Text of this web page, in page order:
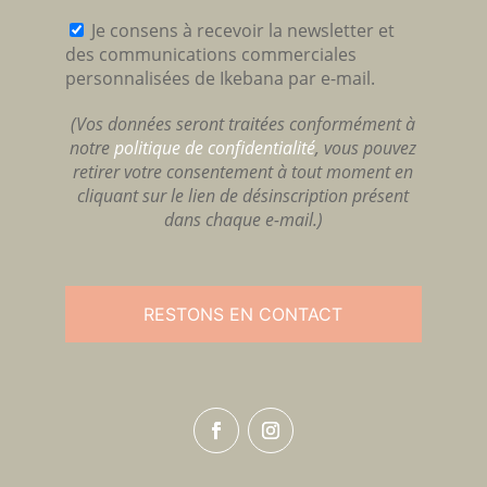
Je consens à recevoir la newsletter et
des communications commerciales
personnalisées de Ikebana par e-mail.
(Vos données seront traitées conformément à
notrepolitique de confidentialité, vous pouvez
retirer votre consentement à tout moment en
cliquant sur le lien de désinscription présent
dans chaque e-mail.)